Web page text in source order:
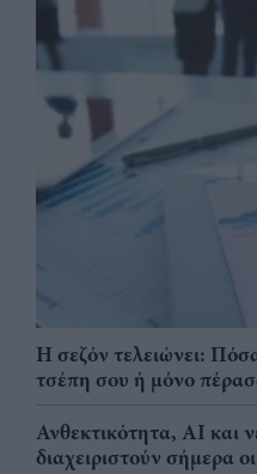
Η σεζόν τελειώνει:
τσέπη σου ή μόνο
Ανθεκτικότητα, AI και
διαχειριστούν σήμερα